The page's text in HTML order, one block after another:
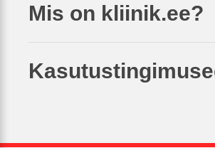
Mis on kliinik.ee?